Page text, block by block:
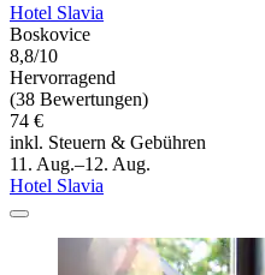
Hotel Slavia
Boskovice
8,8/10
Hervorragend
(38 Bewertungen)
74 €
inkl. Steuern & Gebühren
11. Aug.–12. Aug.
Hotel Slavia